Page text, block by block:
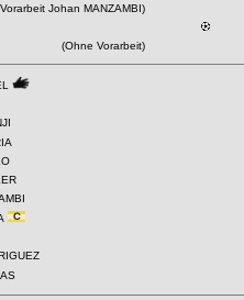
Johan MANZAMBI)
(Ohne Vorarbeit)